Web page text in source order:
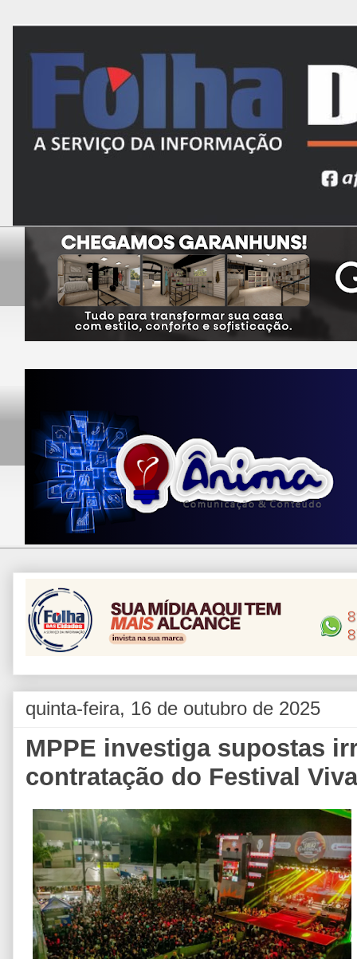
quinta-feira, 16 de outubro de 2025
MPPE investiga supostas
contratação do Festival